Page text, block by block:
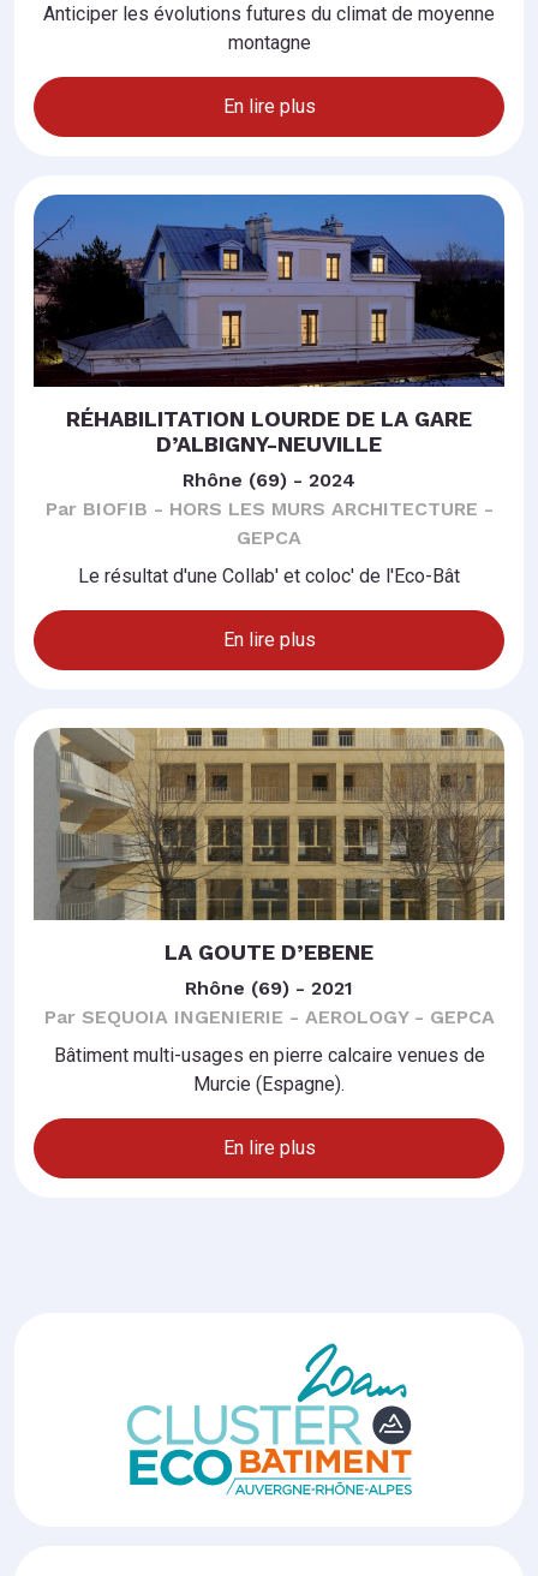
Anticiper les évolutions futures du climat de moyenne
montagne
En lire plus
RÉHABILITATION LOURDE DE LA GARE
D’ALBIGNY-NEUVILLE
Rhône (69) - 2024
Par BIOFIB - HORS LES MURS ARCHITECTURE -
GEPCA
Le résultat d'une Collab' et coloc' de l'Eco-Bât
En lire plus
LA GOUTE D’EBENE
Rhône (69) - 2021
Par SEQUOIA INGENIERIE - AEROLOGY - GEPCA
Bâtiment multi-usages en pierre calcaire venues de
Murcie (Espagne).
En lire plus